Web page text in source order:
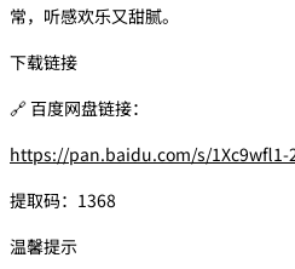
常，听感欢乐又甜腻。
下载链接
🔗 百度网盘链接：
https://pan.baidu.com/s/1Xc9wfl1-
提取码：1368
温馨提示